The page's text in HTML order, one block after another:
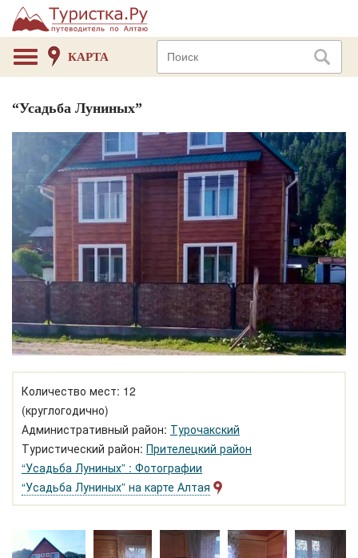
КАРТА
“Усадьба Луниных”
Количество мест: 12
(круглогодично)
Административный район: Турочакский
Туристический район: Прителецкий район
“Усадьба Луниных” : Фотографии
“Усадьба Луниных” на карте Алтая